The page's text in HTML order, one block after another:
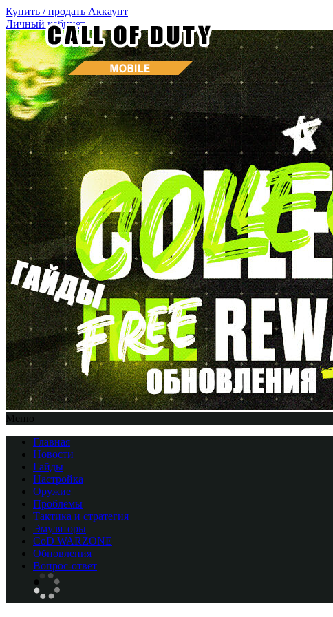
Купить / продать Аккаунт
Личный кабинет
Меню
Главная
Новости
Гайды
Настройка
Оружие
Проблемы
Тактика и стратегия
Эмуляторы
CоD WARZONE
Обновления
Вопрос-ответ